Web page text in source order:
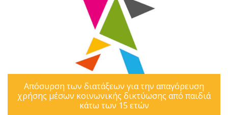
Απόσυρση των διατάξεων για την απαγόρευση
χρήσης μέσων κοινωνικής δικτύωσης από παιδιά
κάτω των 15 ετών